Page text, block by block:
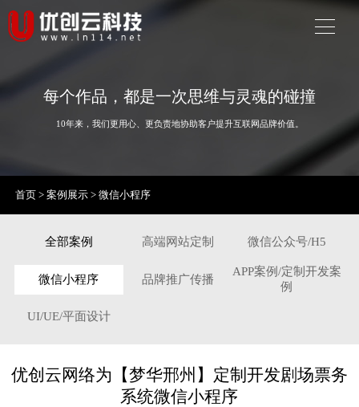
每个作品，都是一次思维与灵魂的碰撞
10年来，我们更用心、更负责地协助客户提升互联网品牌价值。
首页 >案例展示 >微信小程序
全部案例 高端网站定制 微信公众号/H5
微信小程序 品牌推广传播
APP案例/定制开发案
例
UI/UE/平面设计
优创云网络为【梦华邢州】定制开发剧场票务
系统微信小程序